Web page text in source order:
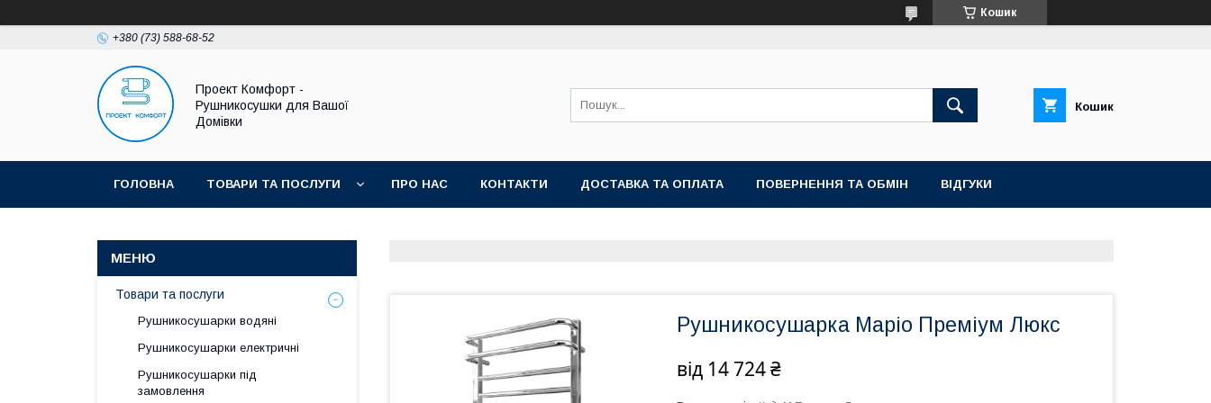
Кошик
+380 (73) 588-68-52
Проект Комфорт -
Рушникосушки для Вашої
Домівки
Кошик
ГОЛОВНА ТОВАРИ ТА ПОСЛУГИ ПРО НАС КОНТАКТИ ДОСТАВКА ТА ОПЛАТА ПОВЕРНЕННЯ ТА ОБМІН ВІДГУКИ
Рушникосушарка Маріо Преміум Люкс
від 14 724 ₴
Товари та послуги
Рушникосушарки водяні
Рушникосушарки електричні
Рушникосушарки під
замовлення